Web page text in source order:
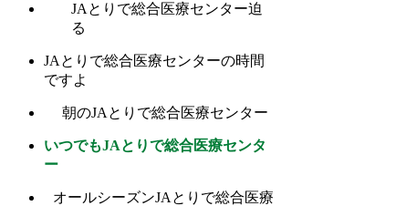
JAとりで総合医療センター迫
る
JAとりで総合医療センターの時間
ですよ
朝のJAとりで総合医療センター
いつでもJAとりで総合医療センタ
ー
オールシーズンJAとりで総合医療